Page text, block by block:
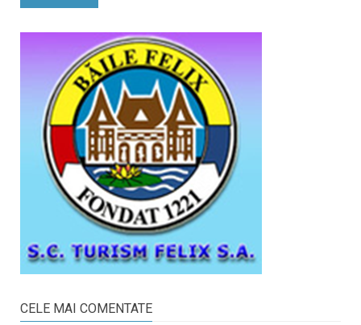
CELE MAI COMENTATE